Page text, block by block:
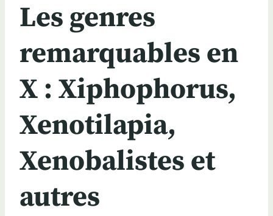
Les genres
remarquables en
X : Xiphophorus,
Xenotilapia,
Xenobalistes et
autres